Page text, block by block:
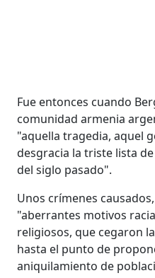
Fue entonces cuando
comunidad armenia
"aquella tragedia, aquel
desgracia la triste lista
del siglo pasado".
Unos crímenes
"aberrantes motivos
religiosos, que cegaron
hasta el punto de
aniquilamiento de